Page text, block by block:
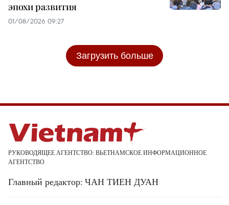
эпохи развития
01/08/2026 09:27
Загрузить больше
РУКОВОДЯЩЕЕ АГЕНТСТВО: ВЬЕТНАМСКОЕ ИНФОРМАЦИОННОЕ
АГЕНТСТВО
Главный редактор: ЧАН ТИЕН ДУАН